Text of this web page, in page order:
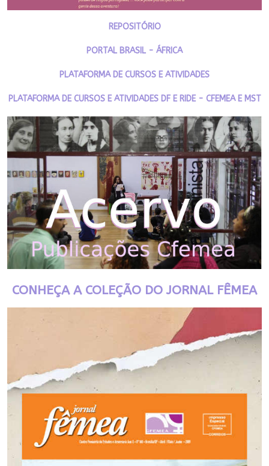
REPOSITÓRIO
PORTAL BRASIL - ÁFRICA
PLATAFORMA DE CURSOS E ATIVIDADES
PLATAFORMA DE CURSOS E ATIVIDADES DF E RIDE - CFEMEA E MST
CONHEÇA A COLEÇÃO DO JORNAL FÊMEA